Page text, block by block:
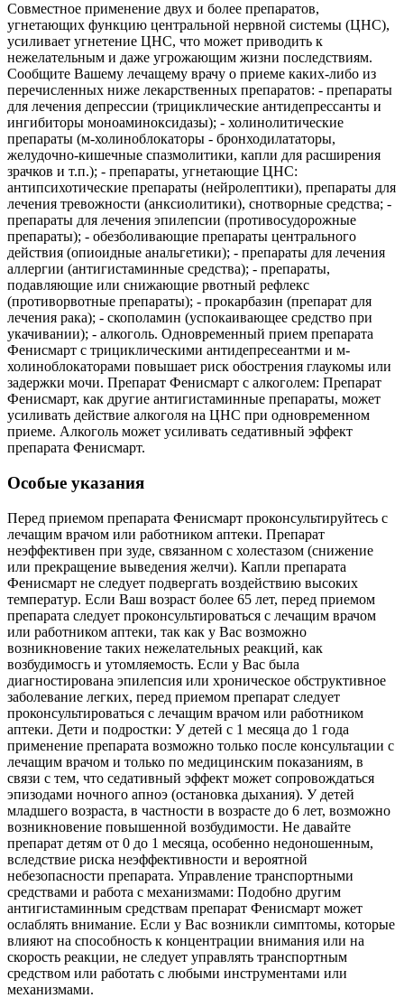
Совместное применение двух и более препаратов,
угнетающих функцию центральной нервной системы (ЦНС),
усиливает угнетение ЦНС, что может приводить к
нежелательным и даже угрожающим жизни последствиям.
Сообщите Вашему лечащему врачу о приеме каких-либо из
перечисленных ниже лекарственных препаратов: - препараты
для лечения депрессии (трициклические антидепрессанты и
ингибиторы моноаминоксидазы); - холинолитические
препараты (м-холиноблокаторы - бронходилататоры,
желудочно-кишечные спазмолитики, капли для расширения
зрачков и т.п.); - препараты, угнетающие ЦНС:
антипсихотические препараты (нейролептики), препараты для
лечения тревожности (анксиолитики), снотворные средства; -
препараты для лечения эпилепсии (противосудорожные
препараты); - обезболивающие препараты центрального
действия (опиоидные анальгетики); - препараты для лечения
аллергии (антигистаминные средства); - препараты,
подавляющие или снижающие рвотный рефлекс
(противорвотные препараты); - прокарбазин (пpeпapaт для
лечения рака); - скополамин (успокаивающее средство при
укачивании); - алкоголь. Одновременный прием препарата
Фенисмарт с трициклическими антидепресеантми и м-
холиноблокаторами повышает риск обострения глаукомы или
задержки мочи. Препарат Фенисмарт с алкоголем: Препарат
Фенисмарт, как другие антигистаминные препараты, может
усиливать действие алкоголя на ЦНС при одновременном
приеме. Алкоголь может усиливать седативный эффект
препарата Фенисмарт.
Особые указания
Перед приемом препарата Фенисмарт проконсультируйтесь с
лечащим врачом или работником аптеки. Препарат
неэффективен при зуде, связанном с холестазом (снижение
или прекращение выведения желчи). Капли препарата
Фенисмарт не следует подвергать воздействию высоких
температур. Если Ваш возраст более 65 лет, перед приемом
препарата следует проконсультироваться с лечащим врачом
или работником аптеки, так как у Вас возможно
возникновение таких нежелательных реакций, как
возбудимосгь и утомляемость. Если у Вас была
диагностирована эпилепсия или хроническое обструктивное
заболевание легких, перед приемом препарат следует
проконсультироваться с лечащим врачом или работником
аптеки. Дети и подростки: У детей с 1 месяца до 1 года
применение препарата возможно только после консультации с
лечащим врачом и только по медицинским показаниям, в
связи с тем, что седативный эффект может сопровождаться
эпизодами ночного апноэ (остановка дыхания). У детей
младшего возраста, в частности в возрасте до 6 лет, возможно
возникновение повышенной возбудимости. Не давайте
препарат детям от 0 до 1 месяца, особенно недоношенным,
вследствие риска неэффективности и вероятной
небезопасности препарата. Управление транспортными
средствами и работа с механизмами: Подобно другим
антигистаминным средствам препарат Фенисмарт может
ослаблять внимание. Если у Вас возникли симптомы, которые
влияют на способность к концентрации внимания или на
скорость реакции, не следует управлять транспортным
средством или работать с любыми инструментами или
механизмами.